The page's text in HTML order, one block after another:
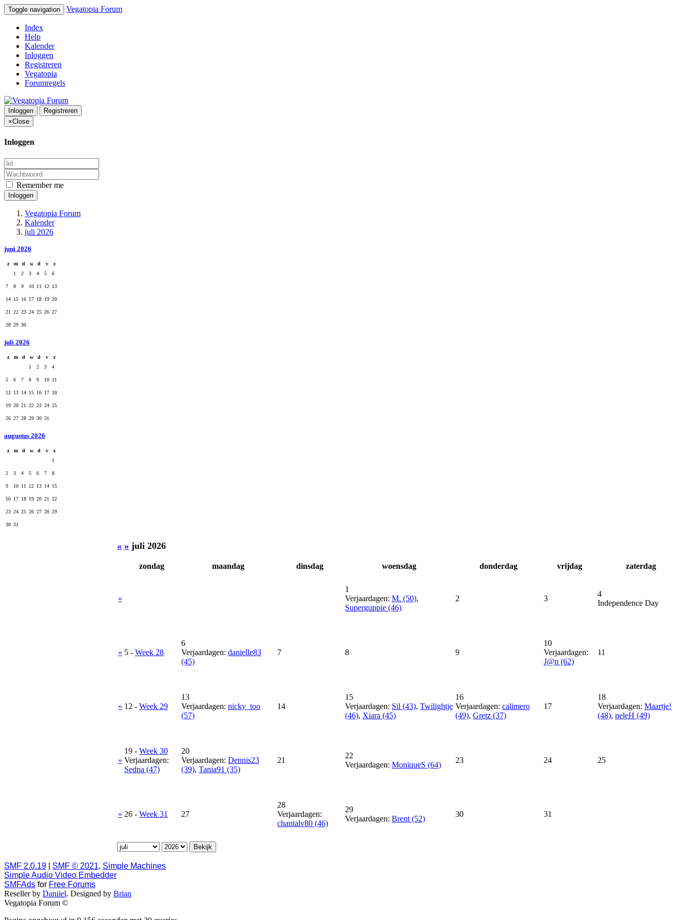
Toggle navigation Vegatopia Forum
Index
Help
Kalender
Inloggen
Registreren
Vegatopia
Forumregels
Inloggen
Registreren
×Close
Inloggen
Remember me
Inloggen
Vegatopia Forum
Kalender
juli 2026
juni 2026
z m d w d v
z
1
2 3 4 5 6
7 8 9 10 11 12 13
14 15 16 17 18 19 20
21 22 23 24 25 26 27
28 29 30
juli 2026
z m d w d v
z
1
2 3 4
5 6 7 8 9 10 11
12 13 14 15 16 17 18
19 20 21 22 23 24 25
26 27 28 29 30 31
augustus 2026
z m d w d v
z
1
2 3 4 5 6 7 8
9 10 11 12 13 14 15
16 17 18 19 20 21 22
23 24 25 26 27 28 29
30 31
« » juli 2026
zondag maandag dinsdag woensdag donderdag vrijdag zaterdag
»
1
Verjaardagen: M. (50),
Superguppie (46)
2 3
4
Independence Day
» 5 - Week 28
6
Verjaardagen: danielle83
(45)
7 8 9
10
Verjaardagen:
J@n (62)
11
» 12 - Week 29
13
Verjaardagen: nicky_too
(57)
14
15
Verjaardagen: Sil (43), Twilightje
(46), Xiara (45)
16
Verjaardagen: calimero
(49), Gretz (37)
17
18
Verjaardagen: Maartje!
(48), neleH (49)
»
19 - Week 30
Verjaardagen:
Sedna (47)
20
Verjaardagen: Dennis23
(39), Tania91 (35)
21
22
Verjaardagen: MoniqueS (64)
23 24 25
» 26 - Week 31 27
28
Verjaardagen:
chantalv80 (46)
29
Verjaardagen: Brent (52)
30 31
SMF 2.0.19 SMF © 2021, Simple Machines
Simple Audio Video Embedder
SMFAds for Free Forums
Reseller by Daniiel. Designed by Brian
Vegatopia Forum ©